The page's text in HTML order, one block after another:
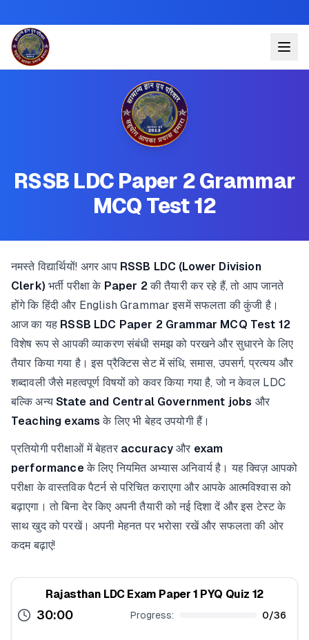
RSSB LDC Paper 2 Grammar
MCQ Test 12
नमस्ते विद्यार्थियों! अगर आप RSSB LDC (Lower Division
Clerk) भर्ती परीक्षा के Paper 2की तैयारी कर रहे हैं, तो आप जानते
होंगे कि हिंदी और English Grammar इसमें सफलता की कुंजी है।
आज का यह RSSB LDC Paper 2 Grammar MCQ Test 12
विशेष रूप से आपकी व्याकरण संबंधी समझ को परखने और सुधारने के लिए
तैयार किया गया है। इस प्रैक्टिस सेट में संधि, समास, उपसर्ग, प्रत्यय और
शब्दावली जैसे महत्वपूर्ण विषयों को कवर किया गया है, जो न केवल LDC
बल्कि अन्यState and Central Government jobs और
Teaching exams के लिए भी बेहद उपयोगी हैं।
प्रतियोगी परीक्षाओं में बेहतर accuracy और exam
performance के लिए नियमित अभ्यास अनिवार्य है। यह क्विज़ आपको
परीक्षा के वास्तविक पैटर्न से परिचित कराएगा और आपके आत्मविश्वास को
बढ़ाएगा। तो बिना देर किए अपनी तैयारी को नई दिशा दें और इस टेस्ट के
साथ खुद को परखें। अपनी मेहनत पर भरोसा रखें और सफलता की ओर
कदम बढ़ाएं!
Rajasthan LDC Exam Paper 1 PYQ Quiz 12
30:00 Progress: 0/36